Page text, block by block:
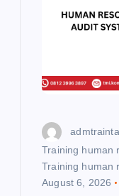
Training human
Training human
August 6, 2026